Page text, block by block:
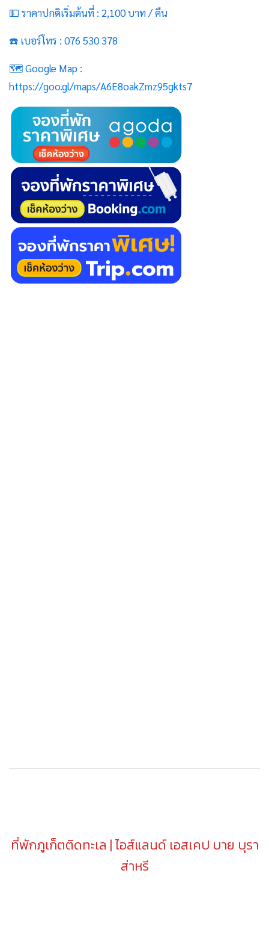
💵 ราคาปกติเริ่มต้นที่ : 2,100 บาท / คืน
☎️ เบอร์โทร : 076 530 378
🗺️ Google Map :
https://goo.gl/maps/A6E8oakZmz95gkts7
ที่พักภูเก็ตติดทะเล | ไอส์แลนด์ เอสเคป บาย บุรา
ส่าหรี